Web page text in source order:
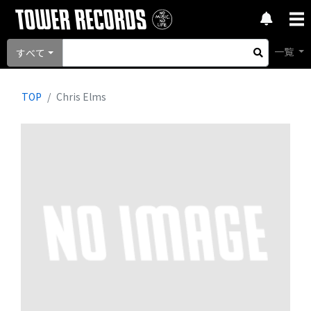
すべて 一覧
TOP Chris Elms